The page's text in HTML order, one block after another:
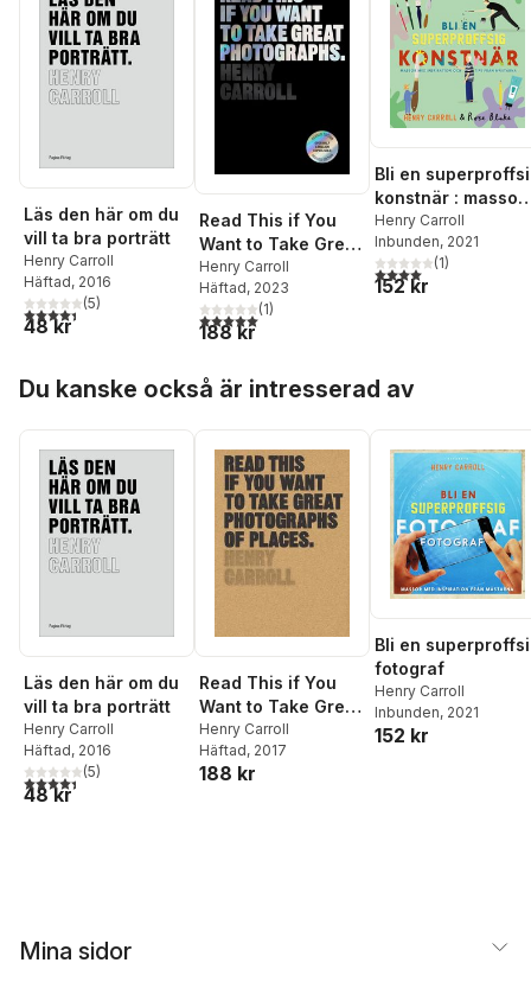
Läs den här om du
vill ta bra porträtt
Henry Carroll
Häftad, 2016
4,4utav 5 stjärnor. Totalt antal röster:
(5)
48 kr
Read This if You
Want to Take Great
Photographs
Henry Carroll
Häftad, 2023
5,0utav 5 stjärnor. Totalt antal röster:
(1)
188 kr
Bli en
konstnär : massor
med inspiration
och tips från
mästarna
Henry Carroll
Inbunden, 2021
4,0utav 5 stjärnor.
(1)
152 kr
Du kanske också är intresserad av
Läs den här om du
vill ta bra porträtt
Henry Carroll
Häftad, 2016
4,4utav 5 stjärnor. Totalt antal röster:
(5)
48 kr
Read This if You
Want to Take Great
Photographs of
Places
Henry Carroll
Häftad, 2017
188 kr
Bli en
fotograf
Henry Carroll
Inbunden, 2021
152 kr
Mina sidor